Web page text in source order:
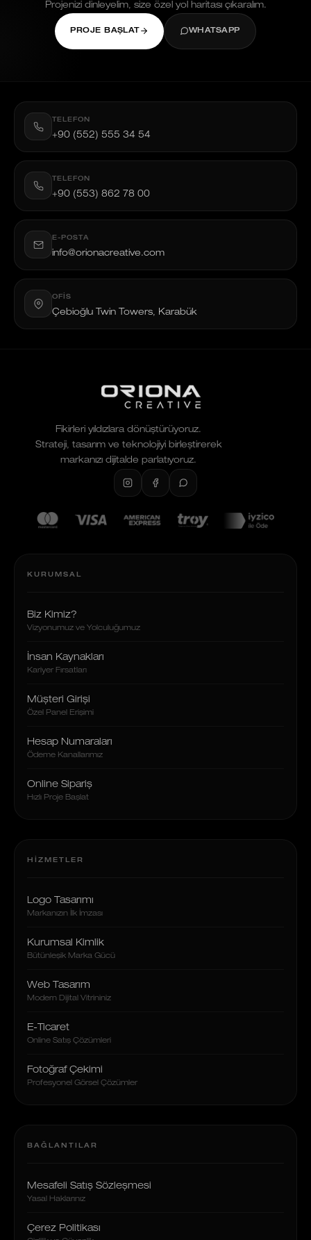
Projenizi dinleyelim, size özel yol haritası çıkaralım.
PROJE BAŞLAT WHATSAPP
TELEFON
+90 (552) 555 34 54
TELEFON
+90 (553) 862 78 00
E-POSTA
info@orionacreative.com
OFIS
Çebioğlu Twin Towers, Karabük
Fikirleri yıldızlara dönüştürüyoruz.
Strateji, tasarım ve teknolojiyi birleştirerek
markanızı dijitalde parlatıyoruz.
KURUMSAL
Biz Kimiz?
Vizyonumuz ve Yolculuğumuz
İnsan Kaynakları
Kariyer Fırsatları
Müşteri Girişi
Özel Panel Erişimi
Hesap Numaraları
Ödeme Kanallarımız
Online Sipariş
Hızlı Proje Başlat
HIZMETLER
Logo Tasarımı
Markanızın İlk İmzası
Kurumsal Kimlik
Bütünleşik Marka Gücü
Web Tasarım
Modern Dijital Vitrininiz
E-Ticaret
Online Satış Çözümleri
Fotoğraf Çekimi
Profesyonel Görsel Çözümler
BAĞLANTILAR
Mesafeli Satış Sözleşmesi
Yasal Haklarınız
Çerez Politikası